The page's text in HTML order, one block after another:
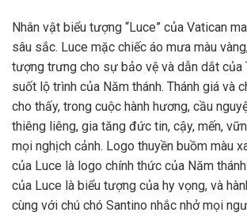
Nhân vật biểu tượng “Luce” của Vatican
sâu sắc. Luce mặc chiếc áo mưa màu
tượng trưng cho sự bảo vệ và dẫn dắt của
suốt lộ trình của Năm thánh. Thánh giá và
cho thấy, trong cuộc hành hương, cầu
thiêng liêng, gia tăng đức tin, cậy, mến,
mọi nghịch cảnh. Logo thuyền buồm màu
của Luce là logo chính thức của Năm
của Luce là biểu tượng của hy vọng, và
cùng với chú chó Santino nhắc nhở mọi